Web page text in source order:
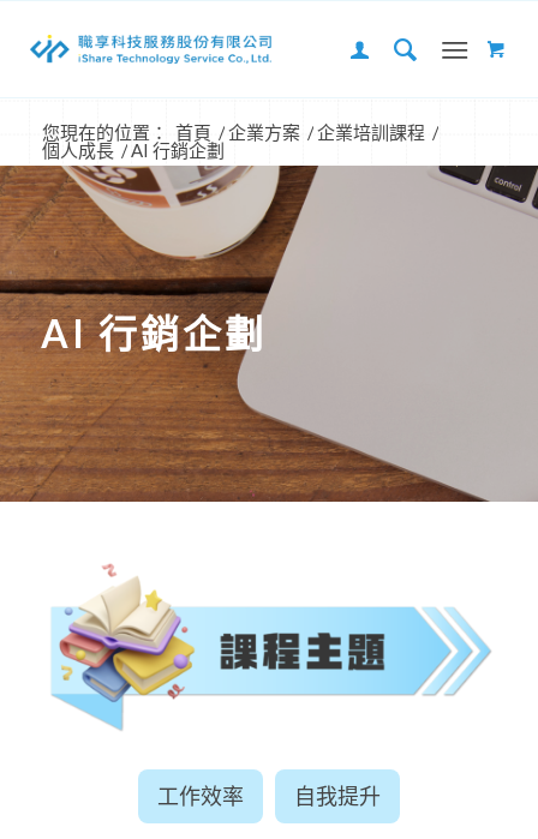
您現在的位置： 首頁 /企業方案 /企業培訓課程 /
個人成長 /AI 行銷企劃
AI 行銷企劃
工作效率 自我提升